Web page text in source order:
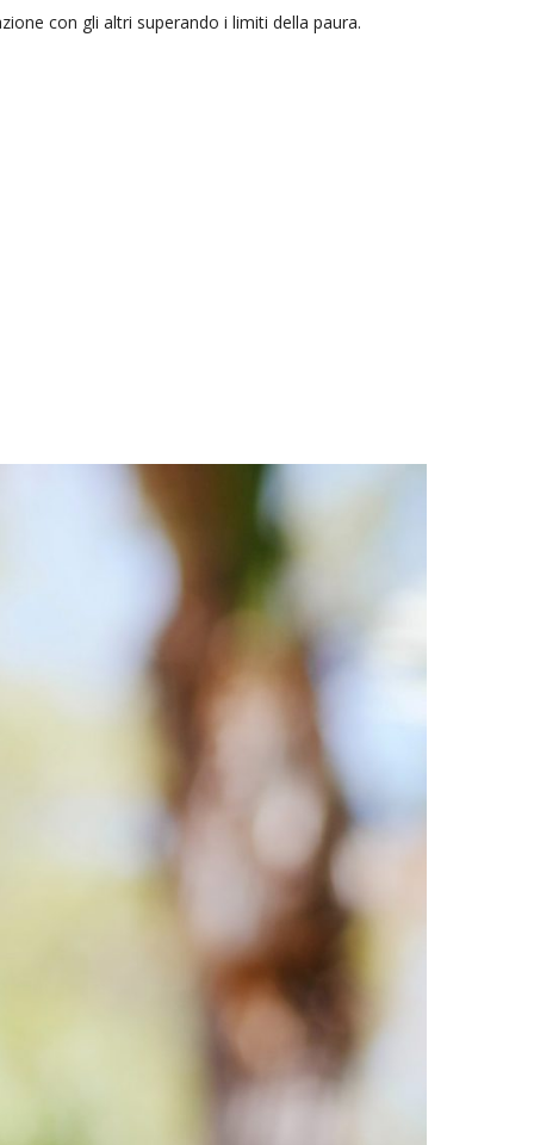
con gli altri superando i limiti della paura.